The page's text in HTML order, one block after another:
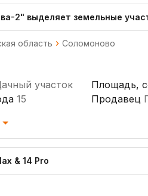
2" выделяет земельные
область Соломоново
участок
15
Площадь,
Продавец
& 14 Pro